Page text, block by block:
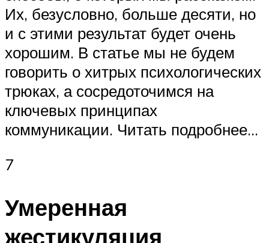
Их, безусловно, больше десяти, но
и с этими результат будет очень
хорошим. В статье мы не будем
говорить о хитрых психологических
трюках, а сосредоточимся на
ключевых принципах
коммуникации. Читать подробнее…
7
Умеренная
жестикуляция